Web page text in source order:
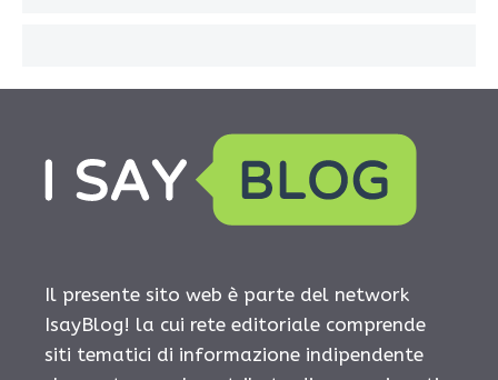
Il presente sito web è parte del network
IsayBlog! la cui rete editoriale comprende
siti tematici di informazione indipendente